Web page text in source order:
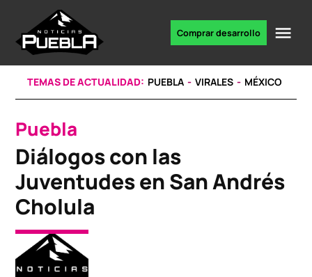
content
noticias
Comprar desarrollo
TEMAS DE ACTUALIDAD: PUEBLA VIRALES MÉXICO
POSTED
IN
Puebla
Diálogos con las
Juventudes en San Andrés
Cholula